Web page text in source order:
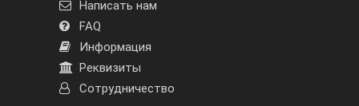
Написать нам
FAQ
Информация
Реквизиты
Сотрудничество